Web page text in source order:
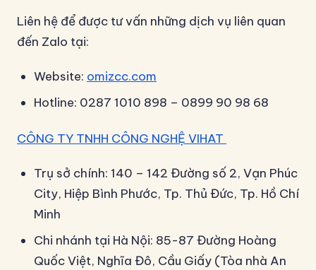
Liên hệ để được tư vấn những dịch vụ liên quan
đến Zalo tại:
Website: omizcc.com
Hotline: 0287 1010 898 – 0899 90 98 68
CÔNG TY TNHH CÔNG NGHỆ VIHAT
Trụ sở chính: 140 – 142 Đường số 2, Vạn Phúc
City, Hiệp Bình Phước, Tp. Thủ Đức, Tp. Hồ Chí
Minh
Chi nhánh tại Hà Nội: 85-87 Đường Hoàng
Quốc Việt, Nghĩa Đô, Cầu Giấy (Tòa nhà An